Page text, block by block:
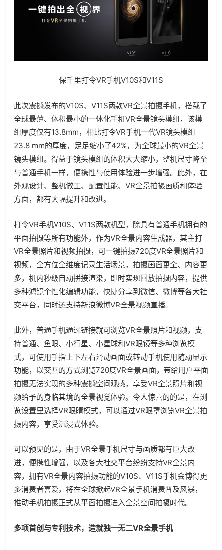
保千里打令VR手机V10S和V11S
此次震撼发布的V10S、V11S两款VR全景拍摄手机，搭载了
全球最薄、体积最小的一体化手机VR全景镜头模组，该模
组厚度仅有13.8mm，相比打令VR手机一代VR镜头模组
23.8 mm的厚度，足足缩小了42%，为全球最小的VR全景
镜头模组。得益于镜头模组的体积大大缩小，整机尺寸降至
与普通手机一样，便携性与使用体验进一步增强。此外，在
外观设计、整机做工、配置性能、VR全景拍摄画质和体验
方面，都有大幅提升和改进。
打令VR手机V10S、V11S两款机型，除具有普通手机拥有的
平面拍摄等所有功能外，作为VR全景内容生成器，其主打
VR全景照片和视频拍摄，可一键拍摄720度VR全景照片和
视频，全方位全维度记录生活场景，拍摄画面更全、内容更
多，机内秒级自动拼接渲染，即时实现回放拍摄内容，提供
多种滤镜个性化编辑功能，快捷分享到微信、微博等各大社
交平台，同时还支持新浪微博VR全景视频直播。
此外，普通手机通过链接就可浏览VR全景照片和视频，支
持普通、鱼眼、小行星、小星球和VR眼镜等多种浏览模
式，可使用手指上下左右滑动画面或转动手机使用随动显示
功能，以交互的方式浏览720度VR全景画面，带给用户平面
拍摄无法实现的多种震撼空间观感，享受VR全景照片和视
频给予的身临其境的全景视觉体验。令人惊喜的的是，在浏
览设置里选择VR眼睛模式，可以通过VR眼罩浏览VR全景拍
摄内容，享受沉浸式体验。
可以预见的是，由于VR全景手机尺寸与画质都有巨大改
进，便携性增强，以及各大社交平台纷纷支持VR全景内
容，拥有VR全景内容拍摄功能的V10S、V11S手机会博得更
多消费者喜爱，将在全球掀起VR全景手机消费普及风暴，
推动手机拍摄正式从平面拍摄进入全景空间拍摄时代。
多项首创与专利技术，造就独一无二VR全景手机